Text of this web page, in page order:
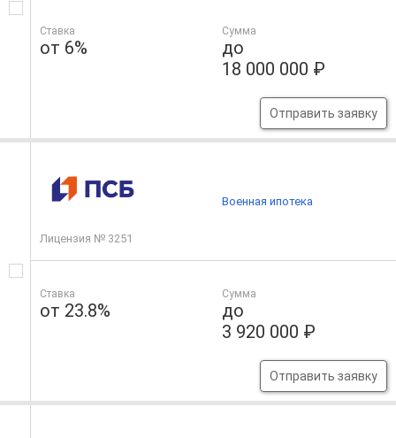
Ставка
от 6%
Сумма
до
18 000 000 ₽
Отправить заявку
Лицензия № 3251
Ставка
от 23.8%
Сумма
до
3 920 000 ₽
Отправить заявку
Военная ипотека